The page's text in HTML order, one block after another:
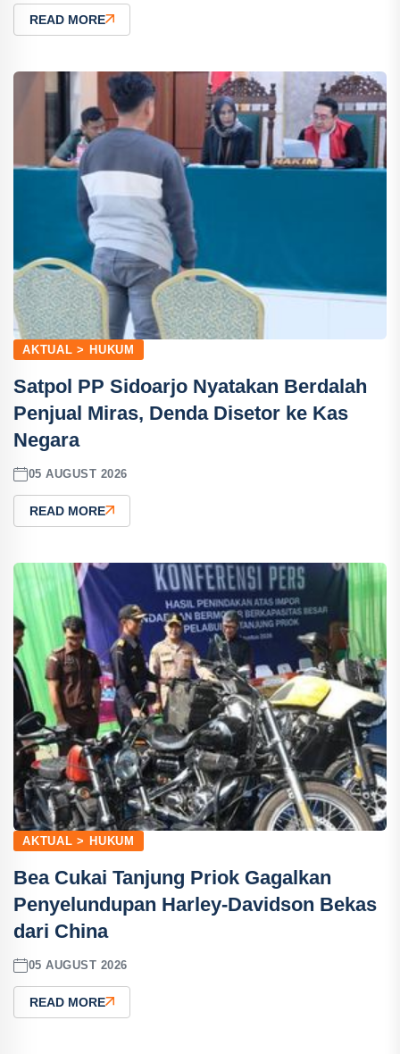
READ MORE
AKTUAL > HUKUM
Satpol PP Sidoarjo Nyatakan Berdalah
Penjual Miras, Denda Disetor ke Kas
Negara
05 AUGUST 2026
READ MORE
AKTUAL > HUKUM
Bea Cukai Tanjung Priok Gagalkan
Penyelundupan Harley-Davidson Bekas
dari China
05 AUGUST 2026
READ MORE